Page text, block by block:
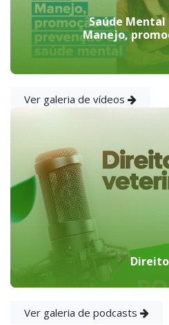
Saúde Mental
Manejo,
Ver galeria de vídeos
Ver galeria de podcasts